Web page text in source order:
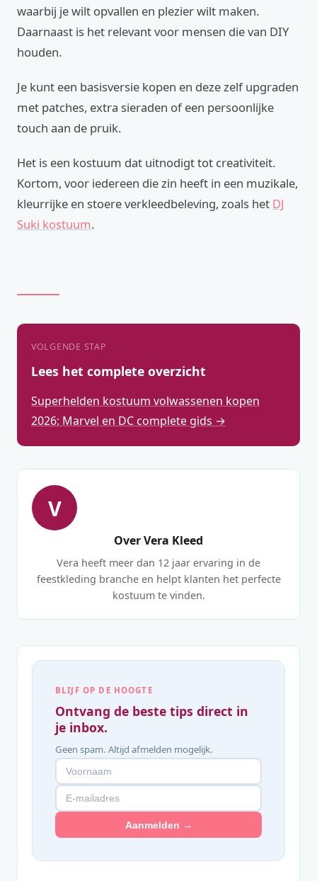
waarbij je wilt opvallen en plezier wilt maken.
Daarnaast is het relevant voor mensen die van DIY
houden.
Je kunt een basisversie kopen en deze zelf upgraden
met patches, extra sieraden of een persoonlijke
touch aan de pruik.
Het is een kostuum dat uitnodigt tot creativiteit.
Kortom, voor iedereen die zin heeft in een muzikale,
kleurrijke en stoere verkleedbeleving, zoals het DJ
Suki kostuum.
VOLGENDE STAP
Lees het complete overzicht
Superhelden kostuum volwassenen kopen
2026: Marvel en DC complete gids →
V
Over Vera Kleed
Vera heeft meer dan 12 jaar ervaring in de
feestkleding branche en helpt klanten het perfecte
kostuum te vinden.
BLIJF OP DE HOOGTE
Ontvang de beste tips direct in
je inbox.
Geen spam. Altijd afmelden mogelijk.
Aanmelden →